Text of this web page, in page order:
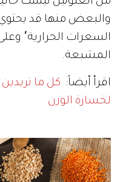
والبعض منها قد
المشبعة.
اقرأ أيضاً: كل ما
لخسارة الوزن